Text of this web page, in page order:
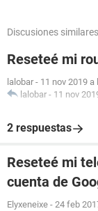
Discusiones similares
Reseteé mi
lalobar - 11 nov 2019 a
lalobar - 11 nov
2 respuestas
Reseteé mi
cuenta de
Elyxeneixe - 24 feb